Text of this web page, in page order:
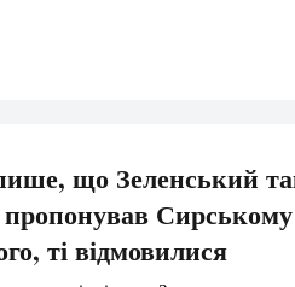
що Зеленський
ті відмовилися